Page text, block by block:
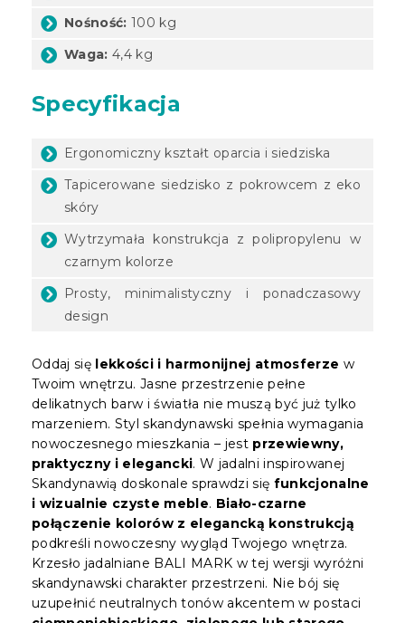
Nośność: 100 kg
Waga: 4,4 kg
Specyfikacja
Ergonomiczny kształt oparcia i siedziska
Tapicerowane siedzisko z pokrowcem z eko
skóry
Wytrzymała konstrukcja z polipropylenu w
czarnym kolorze
Prosty, minimalistyczny i ponadczasowy
design
Oddaj się lekkości i harmonijnej atmosferze w
Twoim wnętrzu. Jasne przestrzenie pełne
delikatnych barw i światła nie muszą być już tylko
marzeniem. Styl skandynawski spełnia wymagania
nowoczesnego mieszkania – jest przewiewny,
praktyczny i elegancki. W jadalni inspirowanej
Skandynawią doskonale sprawdzi się funkcjonalne
i wizualnie czyste meble. Biało-czarne
połączenie kolorów z elegancką konstrukcją
podkreśli nowoczesny wygląd Twojego wnętrza.
Krzesło jadalniane BALI MARK w tej wersji wyróżni
skandynawski charakter przestrzeni. Nie bój się
uzupełnić neutralnych tonów akcentem w postaci